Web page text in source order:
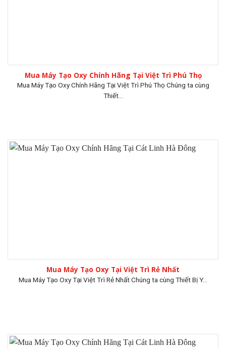
Mua Máy Tạo Oxy Chính Hãng Tại Việt Trì Phú Thọ
Mua Máy Tạo Oxy Chính Hãng Tại Việt Trì Phú Thọ Chúng ta cùng
Thiết...
Mua Máy Tạo Oxy Tại Việt Trì Rẻ Nhất
Mua Máy Tạo Oxy Tại Việt Trì Rẻ Nhất Chúng ta cùng Thiết Bị Y...